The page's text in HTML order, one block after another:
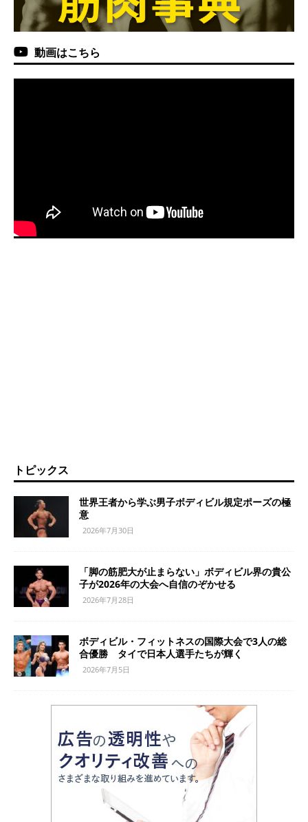
動画はこちら
トピックス
世界王者から学ぶ男子ボディビル規定ポーズの極
意
2026年7月30日
「脚の筋肥大が止まらない」ボディビル界の貴公
子が2026年の大会へ自信のぞかせる
2026年7月28日
ボディビル・フィットネスの国際大会で3人の総
合優勝 タイで日本人選手たちが輝く
2026年7月5日